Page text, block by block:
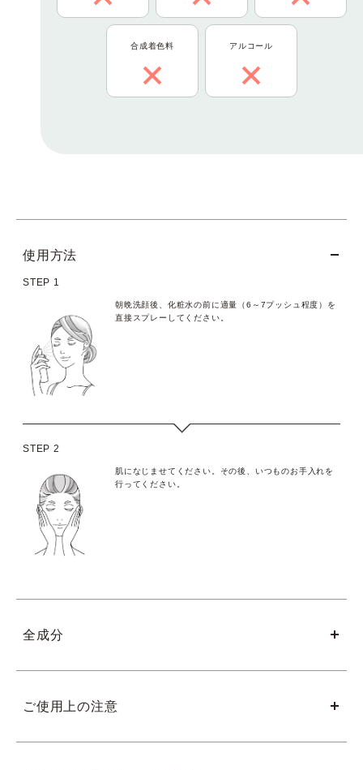
合成着色料 アルコール
使用方法
STEP 1
朝晩洗顔後、化粧水の前に適量（6～7プッシュ程度）を
直接スプレーしてください。
STEP 2
肌になじませてください。その後、いつものお手入れを
行ってください。
全成分
ご使用上の注意